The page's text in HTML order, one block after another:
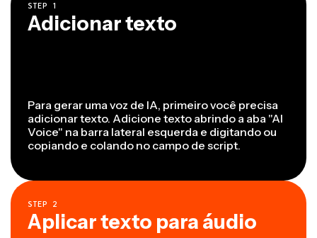
STEP 1
Adicionar texto
Para gerar uma voz de IA, primeiro você precisa
adicionar texto. Adicione texto abrindo a aba "AI
Voice" na barra lateral esquerda e digitando ou
copiando e colando no campo de script.
STEP 2
Aplicar texto para áudio